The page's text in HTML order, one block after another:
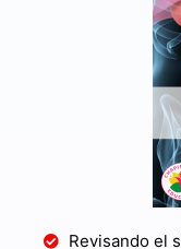
Revisando el